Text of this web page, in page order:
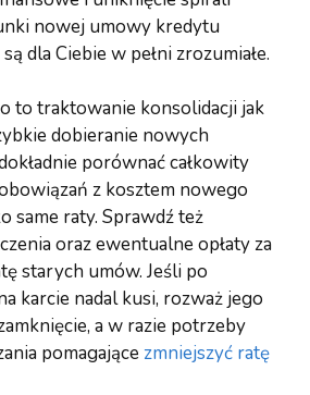
nowej umowy kredytu
dla Ciebie w pełni zrozumiałe.
to traktowanie konsolidacji jak
dobieranie nowych
porównać całkowity
z kosztem nowego
same raty. Sprawdź też
oraz ewentualne opłaty za
starych umów. Jeśli po
karcie nadal kusi, rozważ jego
a w razie potrzeby
pomagające zmniejszyć ratę